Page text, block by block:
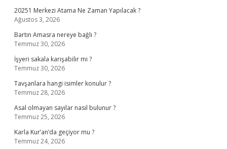
20251 Merkezi Atama Ne Zaman Yapılacak ?
Ağustos 3, 2026
Bartın Amasra nereye bağlı ?
Temmuz 30, 2026
İşyeri sakala karışabilir mi ?
Temmuz 30, 2026
Tavşanlara hangi isimler konulur ?
Temmuz 28, 2026
Asal olmayan sayılar nasıl bulunur ?
Temmuz 25, 2026
Karla Kur’an’da geçiyor mu ?
Temmuz 24, 2026